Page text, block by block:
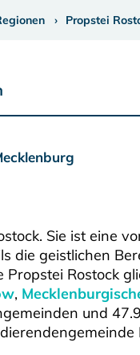
Propstei
Sie ist eine
die geistlichen
Propstei Rostock
,
und